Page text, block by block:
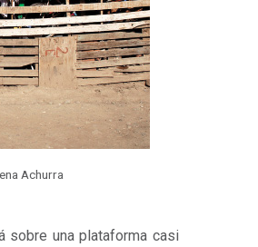
Achurra
sobre una plataforma casi